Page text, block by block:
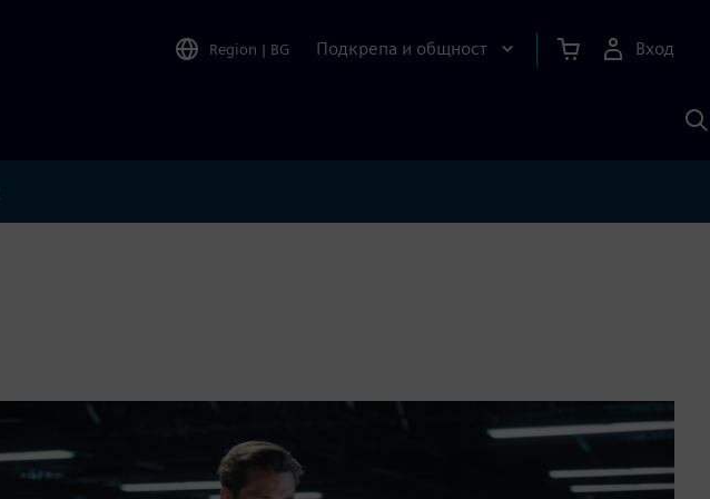
Region | BG Подкрепа и общност Вход
с